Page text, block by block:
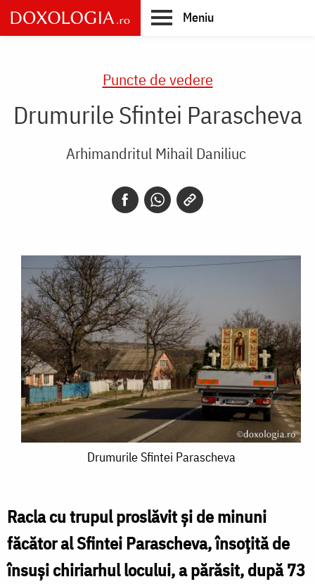
Skip
to
main
Meniu
Puncte de vedere
Drumurile Sfintei Parascheva
Arhimandritul Mihail Daniliuc
Drumurile Sfintei Parascheva
Racla cu trupul proslăvit și de minuni
făcător al Sfintei Parascheva, însoțită de
însuși chiriarhul locului, a părăsit, după 73